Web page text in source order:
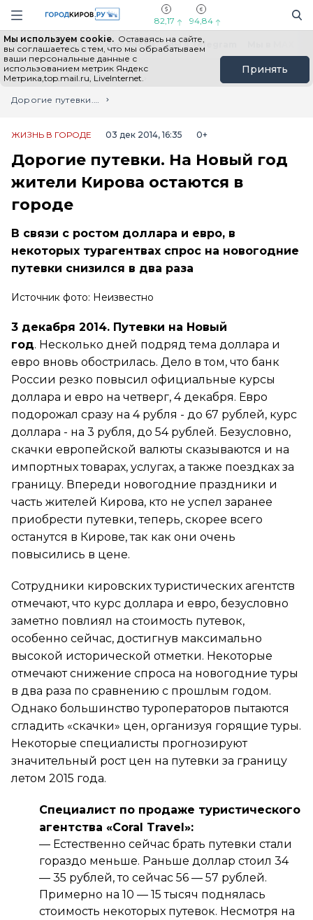
Навигация сайта
82,17 94,84
Мы используем cookie. Оставаясь на сайте,
вы соглашаетесь с тем, что мы обрабатываем
ваши персональные данные с
использованием метрик Яндекс
Метрика,top.mail.ru, LiveInternet.
Принять
Выборы - 2026 Все новости Мы в Telegram
Главная
Лента новостей
Дорогие путевки. На Новый год жители Кирова остаются в городе
ЖИЗНЬ В ГОРОДЕ 03 дек 2014, 16:35 0+
Дорогие путевки. На Новый год
жители Кирова остаются в
городе
В связи с ростом доллара и евро, в
некоторых турагентвах спрос на новогодние
путевки снизился в два раза
Источник фото: Неизвестно
3 декабря 2014. Путевки на Новый
год. Несколько дней подряд тема доллара и
евро вновь обострилась. Дело в том, что банк
России резко повысил официальные курсы
доллара и евро на четверг, 4 декабря. Евро
подорожал сразу на 4 рубля - до 67 рублей, курс
доллара - на 3 рубля, до 54 рублей. Безусловно,
скачки европейской валюты сказываются и на
импортных товарах, услугах, а также поездках за
границу. Впереди новогодние праздники и
часть жителей Кирова, кто не успел заранее
приобрести путевки, теперь, скорее всего
останутся в Кирове, так как они очень
повысились в цене.
Сотрудники кировских туристических агентств
отмечают, что курс доллара и евро, безусловно
заметно повлиял на стоимость путевок,
особенно сейчас, достигнув максимально
высокой исторической отметки. Некоторые
отмечают снижение спроса на новогодние туры
в два раза по сравнению с прошлым годом.
Однако большинство туроператоров пытаются
сгладить «скачки» цен, организуя горящие туры.
Некоторые специалисты прогнозируют
значительный рост цен на путевки за границу
летом 2015 года.
Специалист по продаже туристического
агентства «Coral Travel»:
— Естественно сейчас брать путевки стали
гораздо меньше. Раньше доллар стоил 34
— 35 рублей, то сейчас 56 — 57 рублей.
Примерно на 10 — 15 тысяч поднялась
стоимость некоторых путевок. Несмотря на